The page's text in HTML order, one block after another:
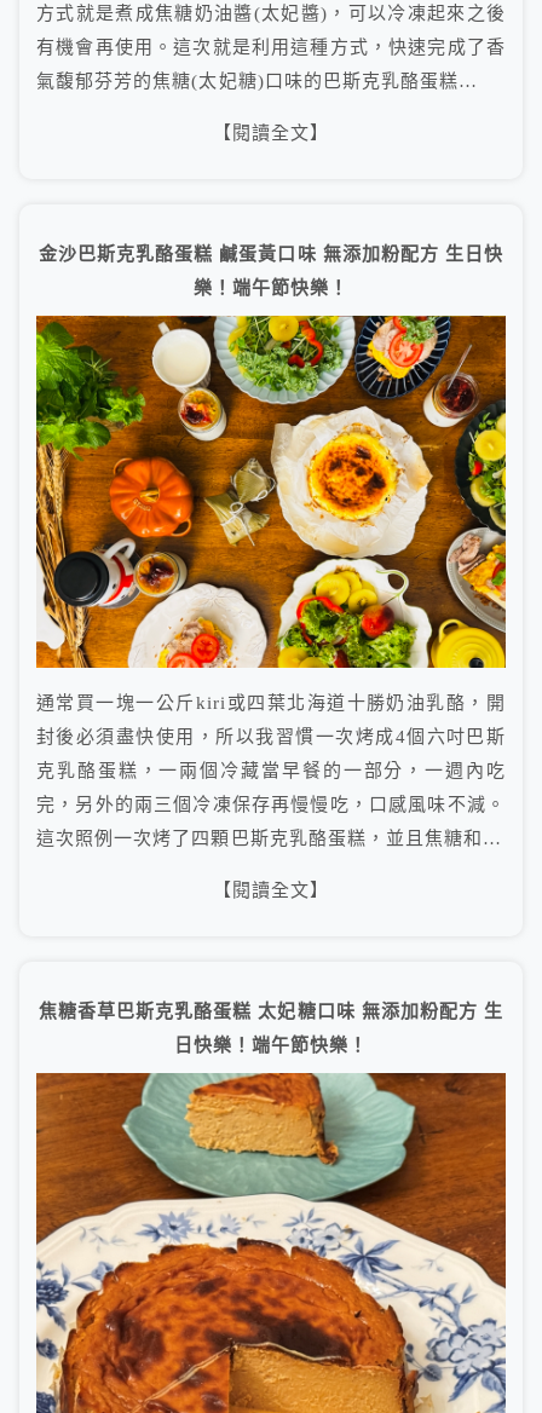
方式就是煮成焦糖奶油醬(太妃醬)，可以冷凍起來之後
有機會再使用。這次就是利用這種方式，快速完成了香
氣馥郁芬芳的焦糖(太妃糖)口味的巴斯克乳酪蛋糕…
【閱讀全文】
金沙巴斯克乳酪蛋糕 鹹蛋黃口味 無添加粉配方 生日快
樂！端午節快樂！
通常買一塊一公斤kiri或四葉北海道十勝奶油乳酪，開
封後必須盡快使用，所以我習慣一次烤成4個六吋巴斯
克乳酪蛋糕，一兩個冷藏當早餐的一部分，一週內吃
完，另外的兩三個冷凍保存再慢慢吃，口感風味不減。
這次照例一次烤了四顆巴斯克乳酪蛋糕，並且焦糖和…
【閱讀全文】
焦糖香草巴斯克乳酪蛋糕 太妃糖口味 無添加粉配方 生
日快樂！端午節快樂！